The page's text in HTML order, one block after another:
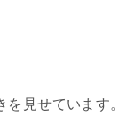
見せています。